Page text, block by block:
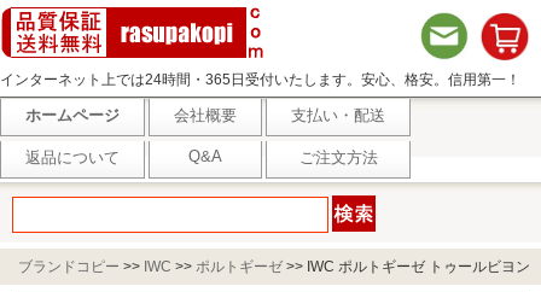
インターネット上では24時間・365日受付いたします。安心、格安。信用第一！
ホームページ 会社概要 支払い・配送
返品について Q&A ご注文方法
ブランドコピー >> IWC >> ポルトギーゼ >> IWC ポルトギーゼ トゥールビヨン